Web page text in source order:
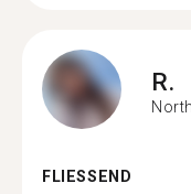
R.
FLIESSEND